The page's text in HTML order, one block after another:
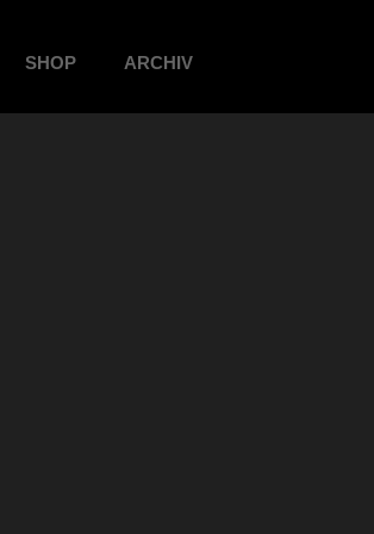
SHOP ARCHIV